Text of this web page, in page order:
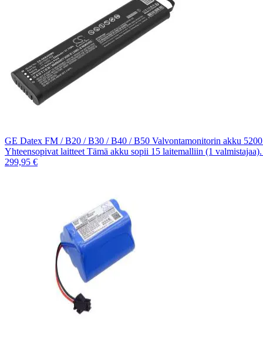
GE Datex FM / B20 / B30 / B40 / B50 Valvontamonitorin akku
Yhteensopivat laitteet Tämä akku sopii 15 laitemalliin (1
299,95 €